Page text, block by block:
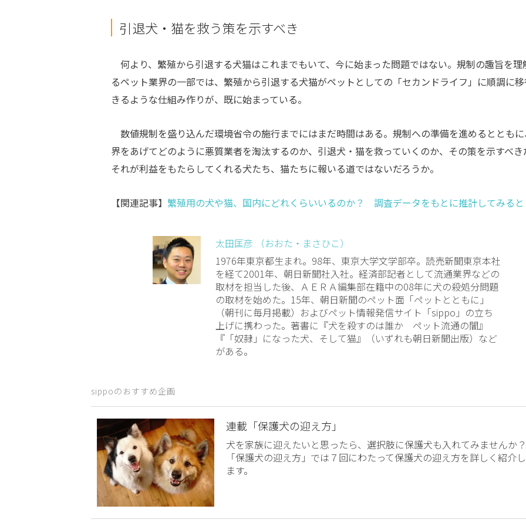
引退犬・猫を救う策を示すべき
何より、繁殖から引退する犬猫はこれまでもいて、今に始まった問題ではない。規制の趣旨を理
るペット業界の一部では、繁殖から引退する犬猫がペットとしての「セカンドライフ」に順調に
きるような仕組み作りが、既に始まっている。
数値規制を盛り込んだ環境省令の施行までにはまだ時間はある。規制への準備を進めるととも
界をあげてどのように悪質業者を淘汰するのか、引退犬・猫を救っていくのか、その策を示すべき
それが利益をもたらしてくれる犬たち、猫たちに報いる道ではないだろうか。
【関連記事】 繁殖用の犬や猫、国内にどれくらいいるのか？ 調査データをもとに推計してみると
太田匡彦 （おおた・まさひこ）
1976年東京都生まれ。98年、東京大学文学部卒。読売新聞東京本社
を経て2001年、朝日新聞社入社。経済部記者として流通業界などの
取材を担当した後、ＡＥＲＡ編集部在籍中の08年に犬の殺処分問題
の取材を始めた。15年、朝日新聞のペット面「ペットとともに」
（朝刊に毎月掲載）およびペット情報発信サイト「sippo」の立ち
上げに携わった。著書に『犬を殺すのは誰か ペット流通の闇』
『「奴隷」になった犬、そして猫』（いずれも朝日新聞出版）など
がある。
sippoのおすすめ企画
連載「保護犬の迎え方」
犬を家族に迎えたいと思ったら、選択肢に保護犬も入れてみませんか
「保護犬の迎え方」では７回にわたって保護犬の迎え方を詳しく紹介
ます。